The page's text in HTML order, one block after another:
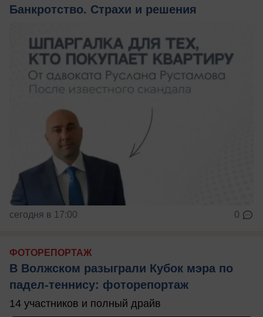
Банкротство. Страхи и решения
сегодня в 17:00 0
ФОТОРЕПОРТАЖ
В Волжском разыграли Кубок мэра по
падел-теннису: фоторепортаж
14 участников и полный драйв